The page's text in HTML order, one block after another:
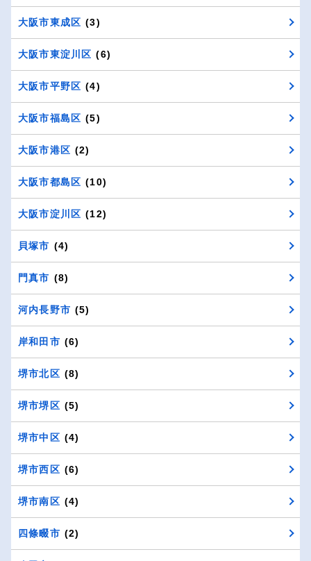
大阪市東成区 (3)
大阪市東淀川区 (6)
大阪市平野区 (4)
大阪市福島区 (5)
大阪市港区 (2)
大阪市都島区 (10)
大阪市淀川区 (12)
貝塚市 (4)
門真市 (8)
河内長野市 (5)
岸和田市 (6)
堺市北区 (8)
堺市堺区 (5)
堺市中区 (4)
堺市西区 (6)
堺市南区 (4)
四條畷市 (2)